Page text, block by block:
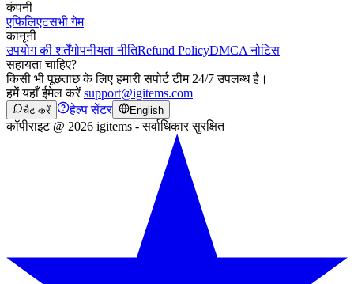
कंपनी
एफिलिएटसभी गेम
कानूनी
उपयोग की शर्तेंगोपनीयता नीतिRefund PolicyDMCA नोटिस
सहायता चाहिए?
किसी भी पूछताछ के लिए हमारी सपोर्ट टीम 24/7 उपलब्ध है।
हमें यहाँ ईमेल करेंsupport@igitems.com
चैट करें हेल्प सेंटर English
कॉपीराइट @ 2026 igitems - सर्वाधिकार सुरक्षित